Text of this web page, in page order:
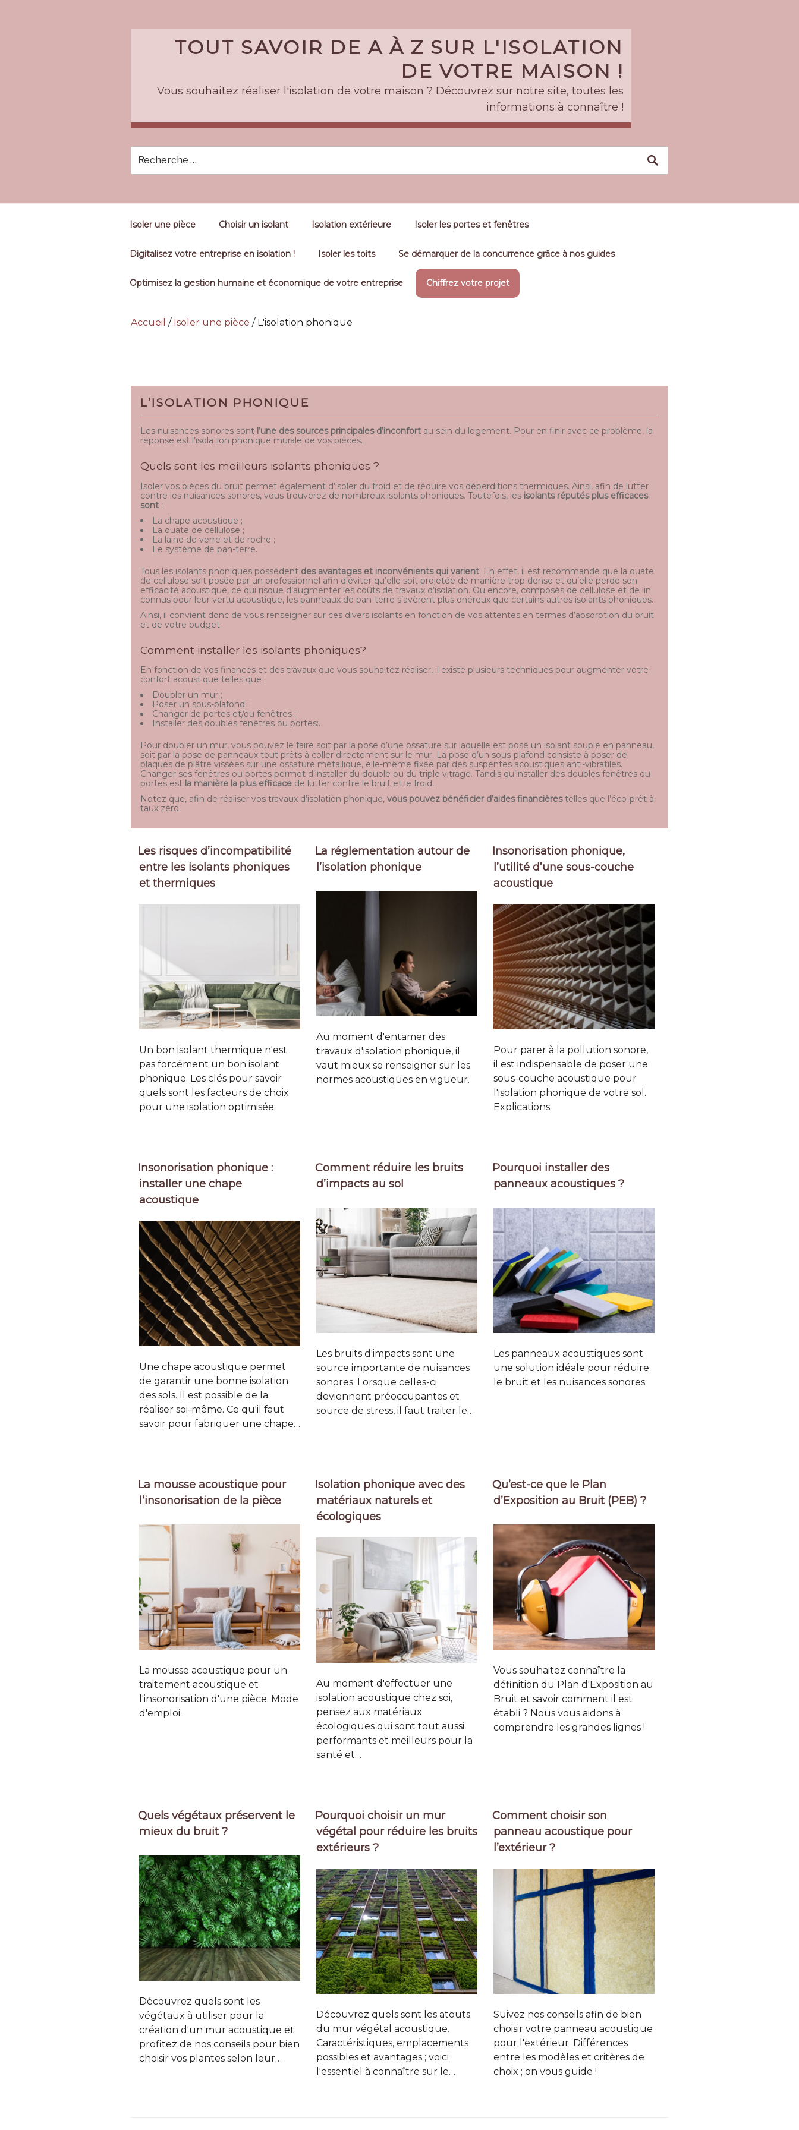
TOUT SAVOIR DE A À Z SUR L'ISOLATION
DE VOTRE MAISON !
Vous souhaitez réaliser l'isolation de votre maison ? Découvrez sur notre site, toutes les
informations à connaître !
Isoler une pièce Choisir un isolant Isolation extérieure Isoler les portes et fenêtres
Digitalisez votre entreprise en isolation ! Isoler les toits Se démarquer de la concurrence grâce à nos guides
Optimisez la gestion humaine et économique de votre entreprise Chiffrez votre projet
Accueil / Isoler une pièce / L'isolation phonique
L’ISOLATION PHONIQUE
Les nuisances sonores sont l’une des sources principales d’inconfort au sein du logement. Pour en finir avec ce problème, la
réponse est l’isolation phonique murale de vos pièces.
Quels sont les meilleurs isolants phoniques ?
Isoler vos pièces du bruit permet également d’isoler du froid et de réduire vos déperditions thermiques. Ainsi, afin de lutter
contre les nuisances sonores, vous trouverez de nombreux isolants phoniques. Toutefois, les isolants réputés plus efficaces
sont :
La chape acoustique ;
La ouate de cellulose ;
La laine de verre et de roche ;
Le système de pan-terre.
Tous les isolants phoniques possèdent des avantages et inconvénients qui varient. En effet, il est recommandé que la ouate
de cellulose soit posée par un professionnel afin d’éviter qu’elle soit projetée de manière trop dense et qu’elle perde son
efficacité acoustique, ce qui risque d’augmenter les coûts de travaux d’isolation. Ou encore, composés de cellulose et de lin
connus pour leur vertu acoustique, les panneaux de pan-terre s’avèrent plus onéreux que certains autres isolants phoniques.
Ainsi, il convient donc de vous renseigner sur ces divers isolants en fonction de vos attentes en termes d’absorption du bruit
et de votre budget.
Comment installer les isolants phoniques?
En fonction de vos finances et des travaux que vous souhaitez réaliser, il existe plusieurs techniques pour augmenter votre
confort acoustique telles que :
Doubler un mur ;
Poser un sous-plafond ;
Changer de portes et/ou fenêtres ;
Installer des doubles fenêtres ou portes:.
Pour doubler un mur, vous pouvez le faire soit par la pose d’une ossature sur laquelle est posé un isolant souple en panneau,
soit par la pose de panneaux tout prêts à coller directement sur le mur. La pose d’un sous-plafond consiste à poser de
plaques de plâtre vissées sur une ossature métallique, elle-même fixée par des suspentes acoustiques anti-vibratiles.
Changer ses fenêtres ou portes permet d’installer du double ou du triple vitrage. Tandis qu’installer des doubles fenêtres ou
portes est la manière la plus efficace de lutter contre le bruit et le froid.
Notez que, afin de réaliser vos travaux d’isolation phonique, vous pouvez bénéficier d’aides financièrestelles que l’éco-prêt à
taux zéro.
Les risques d’incompatibilité
entre les isolants phoniques
et thermiques
Un bon isolant thermique n'est
pas forcément un bon isolant
phonique. Les clés pour savoir
quels sont les facteurs de choix
pour une isolation optimisée.
La réglementation autour de
l’isolation phonique
Au moment d'entamer des
travaux d'isolation phonique, il
vaut mieux se renseigner sur les
normes acoustiques en vigueur.
Insonorisation phonique,
l’utilité d’une sous-couche
acoustique
Pour parer à la pollution sonore,
il est indispensable de poser une
sous-couche acoustique pour
l'isolation phonique de votre sol.
Explications.
Insonorisation phonique :
installer une chape
acoustique
Une chape acoustique permet
de garantir une bonne isolation
des sols. Il est possible de la
réaliser soi-même. Ce qu'il faut
savoir pour fabriquer une chape…
Comment réduire les bruits
d’impacts au sol
Les bruits d'impacts sont une
source importante de nuisances
sonores. Lorsque celles-ci
deviennent préoccupantes et
source de stress, il faut traiter le…
Pourquoi installer des
panneaux acoustiques ?
Les panneaux acoustiques sont
une solution idéale pour réduire
le bruit et les nuisances sonores.
La mousse acoustique pour
l’insonorisation de la pièce
La mousse acoustique pour un
traitement acoustique et
l'insonorisation d'une pièce. Mode
d'emploi.
Isolation phonique avec des
matériaux naturels et
écologiques
Au moment d'effectuer une
isolation acoustique chez soi,
pensez aux matériaux
écologiques qui sont tout aussi
performants et meilleurs pour la
santé et…
Qu’est-ce que le Plan
d’Exposition au Bruit (PEB) ?
Vous souhaitez connaître la
définition du Plan d'Exposition au
Bruit et savoir comment il est
établi ? Nous vous aidons à
comprendre les grandes lignes !
Quels végétaux préservent le
mieux du bruit ?
Découvrez quels sont les
végétaux à utiliser pour la
création d'un mur acoustique et
profitez de nos conseils pour bien
choisir vos plantes selon leur…
Pourquoi choisir un mur
végétal pour réduire les bruits
extérieurs ?
Découvrez quels sont les atouts
du mur végétal acoustique.
Caractéristiques, emplacements
possibles et avantages ; voici
l'essentiel à connaître sur le…
Comment choisir son
panneau acoustique pour
l’extérieur ?
Suivez nos conseils afin de bien
choisir votre panneau acoustique
pour l'extérieur. Différences
entre les modèles et critères de
choix ; on vous guide !